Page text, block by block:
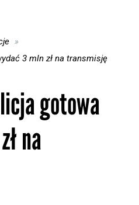
3 mln zł na transmisję
gotowa
na